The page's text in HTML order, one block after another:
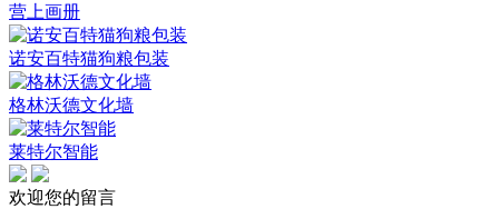
营上画册
诺安百特猫狗粮包装
格林沃德文化墙
莱特尔智能
欢迎您的留言